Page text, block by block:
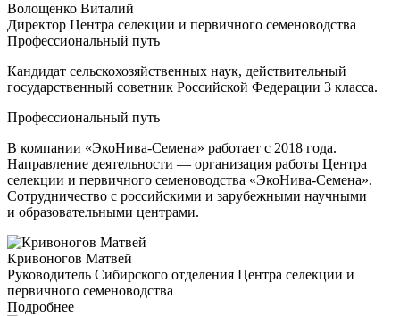
Волощенко Виталий
Директор Центра селекции и первичного семеноводства
Профессиональный путь
Кандидат сельскохозяйственных наук, действительный
государственный советник Российской Федерации 3 класса.
Профессиональный путь
В компании «ЭкоНива-Семена» работает с 2018 года.
Направление деятельности — организация работы Центра
селекции и первичного семеноводства «ЭкоНива-Семена».
Сотрудничество с российскими и зарубежными научными
и образовательными центрами.
Кривоногов Матвей
Руководитель Сибирского отделения Центра селекции и
первичного семеноводства
Подробнее